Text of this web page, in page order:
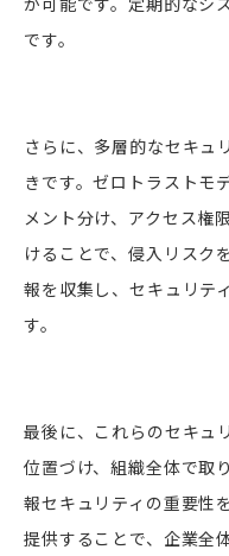
です。
さらに、多層的なセキュ
きです。ゼロトラストモ
メント分け、アクセス権
けることで、侵入リスク
報を収集し、セキュリテ
す。
最後に、これらのセキュ
位置づけ、組織全体で取
報セキュリティの重要性
提供することで、企業全